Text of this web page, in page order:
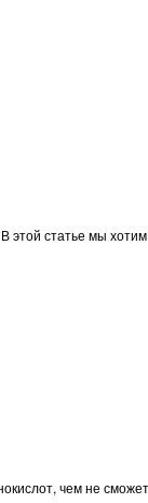
статье мы
чем не